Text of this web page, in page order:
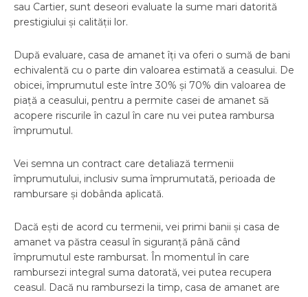
sau Cartier, sunt deseori evaluate la sume mari datorită
prestigiului și calității lor.
După evaluare, casa de amanet îți va oferi o sumă de bani
echivalentă cu o parte din valoarea estimată a ceasului. De
obicei, împrumutul este între 30% și 70% din valoarea de
piață a ceasului, pentru a permite casei de amanet să
acopere riscurile în cazul în care nu vei putea rambursa
împrumutul.
Vei semna un contract care detaliază termenii
împrumutului, inclusiv suma împrumutată, perioada de
rambursare și dobânda aplicată.
Dacă ești de acord cu termenii, vei primi banii și casa de
amanet va păstra ceasul în siguranță până când
împrumutul este rambursat. În momentul în care
rambursezi integral suma datorată, vei putea recupera
ceasul. Dacă nu rambursezi la timp, casa de amanet are